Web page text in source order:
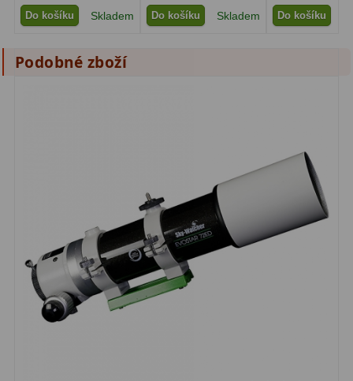
Do košíku Skladem Do košíku Skladem Do košíku
Podobné zboží